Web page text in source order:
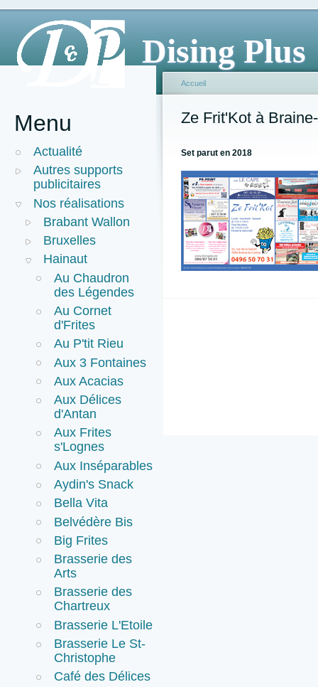
Dising Plus
Menu
Actualité
Autres supports
publicitaires
Nos réalisations
Brabant Wallon
Bruxelles
Hainaut
Au Chaudron
des Légendes
Au Cornet
d'Frites
Au P'tit Rieu
Aux 3 Fontaines
Aux Acacias
Aux Délices
d'Antan
Aux Frites
s'Lognes
Aux Inséparables
Aydin's Snack
Bella Vita
Belvédère Bis
Big Frites
Brasserie des
Arts
Brasserie des
Chartreux
Brasserie L'Etoile
Brasserie Le St-
Christophe
Café des Délices
Accueil
Ze Frit'Kot à
Set parut en 2018